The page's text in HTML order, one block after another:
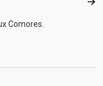
Comores.